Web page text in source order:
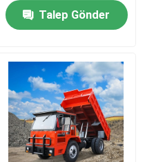
Talep Gönder